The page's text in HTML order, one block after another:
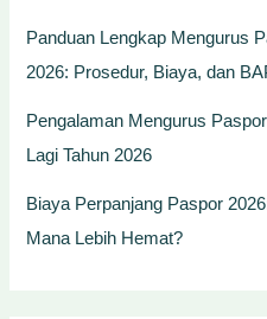
Panduan Lengkap Mengurus
2026: Prosedur, Biaya, dan
Pengalaman Mengurus
Lagi Tahun 2026
Biaya Perpanjang Paspor
Mana Lebih Hemat?